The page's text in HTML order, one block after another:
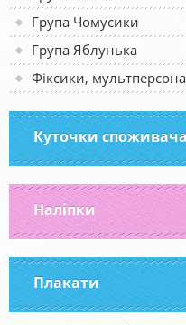
Група Чомусики
Група Яблунька
Фіксики,
Куточки
Наліпки
Плакати